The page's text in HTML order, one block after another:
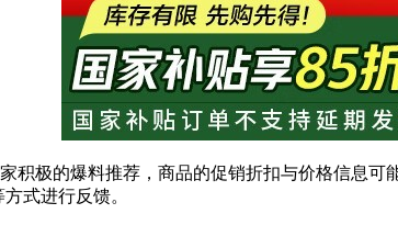
积极的爆料推荐，商品的促销折扣与价格信息
式进行反馈。